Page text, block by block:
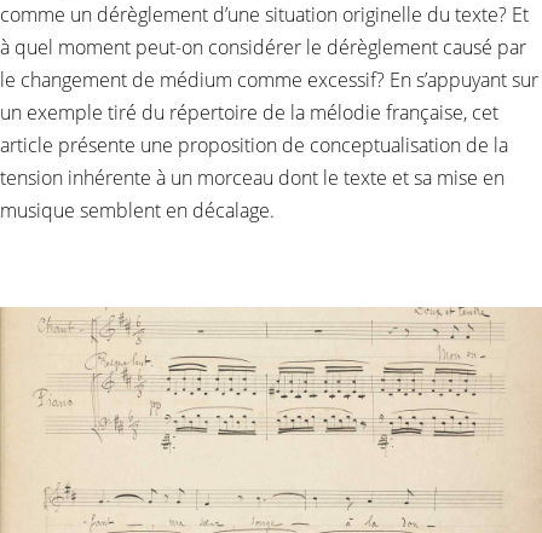
comme un dérèglement d’une situation originelle du texte? Et
à quel moment peut-on considérer le dérèglement causé par
le changement de médium comme excessif? En s’appuyant sur
un exemple tiré du répertoire de la mélodie française, cet
article présente une proposition de conceptualisation de la
tension inhérente à un morceau dont le texte et sa mise en
musique semblent en décalage.